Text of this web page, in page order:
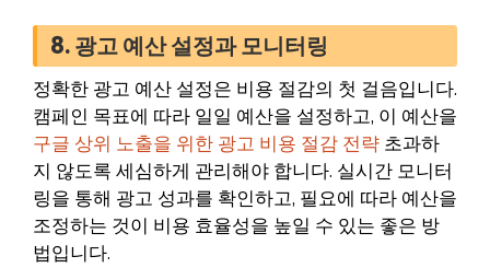
8. 광고 예산 설정과 모니터링
정확한 광고 예산 설정은 비용 절감의 첫 걸음입니다.
캠페인 목표에 따라 일일 예산을 설정하고, 이 예산을
구글 상위 노출을 위한 광고 비용 절감 전략 초과하
지 않도록 세심하게 관리해야 합니다. 실시간 모니터
링을 통해 광고 성과를 확인하고, 필요에 따라 예산을
조정하는 것이 비용 효율성을 높일 수 있는 좋은 방
법입니다.